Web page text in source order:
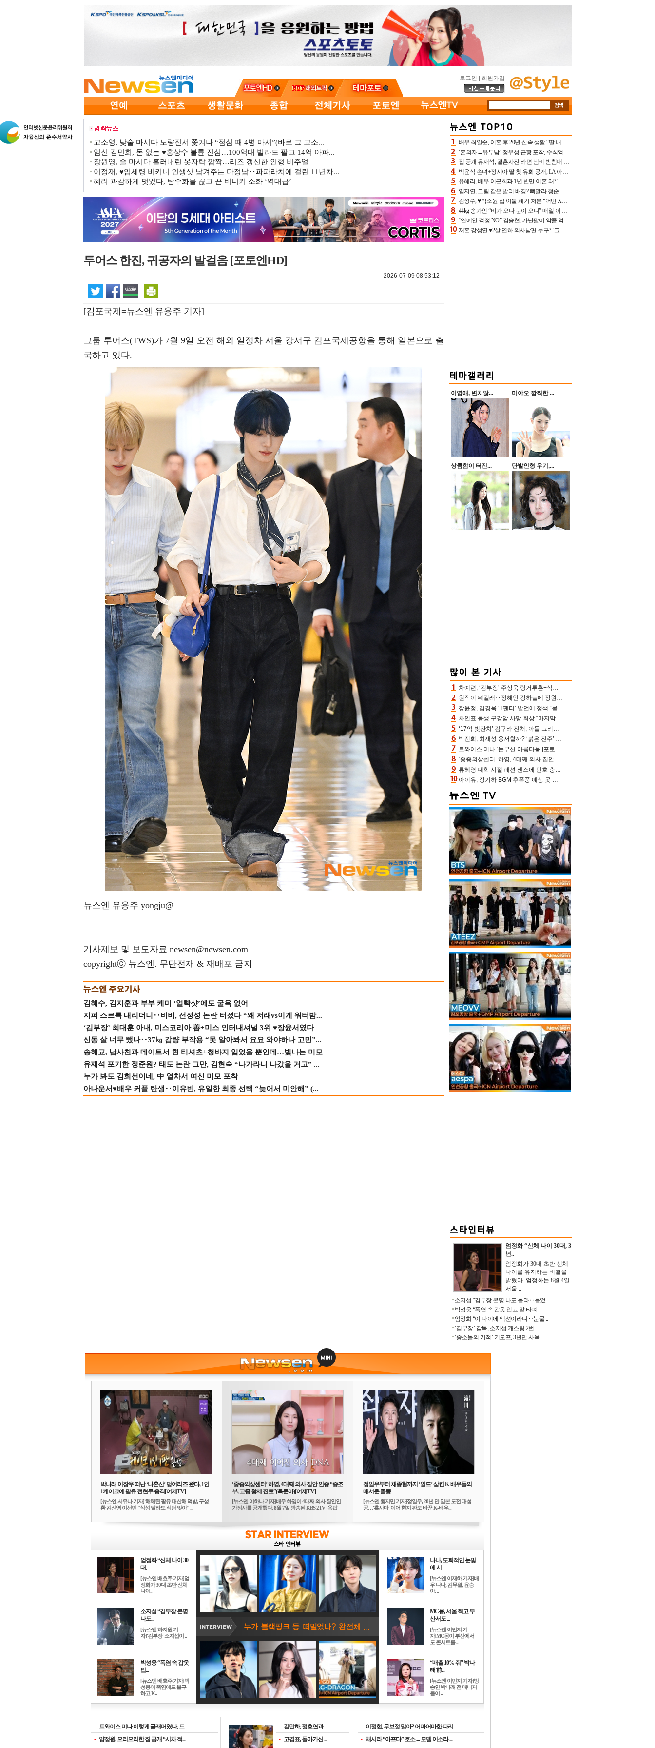
로그인 회원가입
고소영, 낮술 마시다 노량진서 쫓겨나 “점심 때 4병 마셔”(바로 그 고소...
임신 김민희, 돈 없는 ♥홍상수 불륜 진심…100억대 빌라도 팔고 14억 아파...
장원영, 술 마시다 흘러내린 옷자락 깜짝…리즈 갱신한 인형 비주얼
이정재, ♥임세령 비키니 인생샷 남겨주는 다정남‥파파라치에 걸린 11년차...
혜리 과감하게 벗었다, 탄수화물 끊고 끈 비니키 소화 ‘역대급’
투어스 한진, 귀공자의 발걸음 [포토엔HD]
2026-07-09 08:53:12
[김포국제=뉴스엔 유용주 기자]
그룹 투어스(TWS)가 7월 9일 오전 해외 일정차 서울 강서구 김포국제공항을 통해 일본으로 출
국하고 있다.
뉴스엔 유용주 yongju@
기사제보 및 보도자료 newsen@newsen.com
copyrightⓒ 뉴스엔. 무단전재 & 재배포 금지
김혜수, 김지훈과 부부 케미 ‘얼빡샷’에도 굴욕 없어
지퍼 스르륵 내리더니‥비비, 선정성 논란 터졌다 “왜 저래vs이게 워터밤...
‘김부장’ 최대훈 아내, 미스코리아 善+미스 인터내셔널 3위 ♥장윤서였다
신동 살 너무 뺐나‥37㎏ 감량 부작용 “못 알아봐서 요요 와야하나 고민”...
송혜교, 남사친과 데이트서 흰 티셔츠+청바지 입었을 뿐인데…빛나는 미모
유재석 포기한 정준원? 태도 논란 그만, 김현숙 “나가라니 나갔을 거고” ...
누가 봐도 김희선이네, 中 열차서 여신 미모 포착
아나운서♥배우 커플 탄생‥이유빈, 유일한 최종 선택 “늦어서 미안해” (...
배우 최일순, 이혼 후 20년 산속 생활 “딸 내가 버렸다고 원망‥맘 아파”(특종)[어제TV]
‘혼외자→유부남’ 정우성 근황 포착, 수식억 해킹 피해 후배 만났다 “존경하는”
집 공개 유재석, 결혼사진 라면 냄비 받침대 되고 분노‥가족사진도 피해(놀뭐)[어제TV]
백윤식 손녀+정시아 딸 첫 유화 공개, LA 아트쇼→서울국제조각페스타 작가다운 수준급 실력
유혜리, 배우 이근희과 1년 반만 이혼 왜? “식칼 꽂고 의자 던져” 충격 폭로(특종)[어제TV]
임지연, 그림 같은 발리 배경? 뼈말라 청순 비키니 핏에 상대 안 되네
김성수, ♥박소윤 집 이불 폐기 처분 “어떤 X이랑 썼을지 몰라” 질투(신랑수업2)[어제TV]
44kg 송가인 “비가 오나 눈이 오나” 매일 이 운동, 허벅지 근육량 상승+체지방 감소
“연예인 걱정 NO” 김승현, 가난팔이 악플 억울할만‥아내+딸과 日 여행
재혼 강성연 ♥2살 연하 의사남편 누구? ‘그알’ 자문의에 훈남 비주얼 초엘리트 스펙 [종합]
이영애, 변치않... 미야오 깜찍한 ...
상큼함이 터진... 단발인형 우기,...
차예련, ‘김부장’ 주상욱 링거투혼+식스팩 비화 “옷 벗는데 아저씨는 안 된다고”(차장금)
원작이 뭐길래‥정해인 강하늘에 장원영까지 참여한 이 영화
장윤정, 김경욱 ‘T팬티’ 발언에 정색 “묻지 않았는데, 그것도 성희롱”(장공장)
차인표 동생 구강암 사망 회상 “마지막 순간 동생 손 잡아준 신애라, 두고두고 고마워” (신애라이프)
‘17억 빚잔치’ 김구라 전처, 아들 그리는 “나 뿐인데” 친엄마 챙기는 효심 눈길
박진희, 최재성 용서할까? ‘붉은 진주’ 오늘(7일) 결말 나온다
트와이스 미나 ‘눈부신 아름다움’[포토엔HD]
‘중증외상센터’ 하영, 4대째 의사 집안 인증 “증조부, 고종 황제 진료”(옥문아)[어제TV]
류혜영 대학 시절 패션 센스에 민호 충격 “레몬색 레깅스에 다리 없는 줄”(나혼산)
아이유, 장기하 BGM 후폭풍 예상 못 했나‥삭제 오보→윤가이까지 엮여 시끌
엄정화 “신체 나이 30대, 3
년..
엄정화가 30대 초반 신체
나이를 유지하는 비결을
밝혔다. 엄정화는 8월 4일
서울 ..
소지섭 “김부장 본명 나도 몰라‥들었..
박성웅 “폭염 속 갑옷 입고 말 타며 ..
엄정화 “이 나이에 액션이라니‥눈물 ..
‘김부장’ 감독, 소지섭 캐스팅 2번 ..
‘중소돌의 기적’ 키오프, 3년만 사옥..
박나래 이장우 떠난 ‘나혼산’ 덩어리즈 왔다, 1인
1케이크에 팜유 전현무 충격[어제TV]
[뉴스엔 서유나 기자]'해체된 팜유 대신해 먹방, 구성
환 김신영 이선민 "식성 달라도 식탐 맞아"'...
‘중증외상센터’ 하영, 4대째 의사 집안 인증 “증조
부, 고종 황제 진료”(옥문아)[어제TV]
[뉴스엔 이하나 기자]배우 하영이 4대째 의사 집안인
가정사를 공개했다. 8월 7일 방송된 KBS 2TV ‘옥탑
정일우부터 채종협까지 ‘일드’ 삼킨 K-배우들의
매서운 돌풍
[뉴스엔 황지민 기자]정일우, 20년 만 일본 도전 대성
공…'횹사마' 이어 현지 판도 바꾼 K-배우...
엄정화 “신체 나이 30
대, ...
[뉴스엔 배효주 기자]엄
정화가 30대 초반 신체
나이..
소지섭 “김부장 본명
나도...
[뉴스엔 하지원 기
자]'김부장' 소지섭이 ..
박성웅 “폭염 속 갑옷
입...
[뉴스엔 배효주 기자]박
성웅이 폭염에도 불구
하고 K..
나나, 도회적인 눈빛
에 시...
[뉴스엔 이재하 기자]배
우 나나, 김무열, 윤승
아, ..
MC몽, 서울 찍고 부
산서도 ...
[뉴스엔 이민지 기
자]MC몽이 부산에서
도 콘서트를 ..
“매출 10% 줘” 박나
래 前...
[뉴스엔 이민지 기자]방
송인 박나래 전 매니저
들이 ..
- 트와이스 미나 이렇게 글래머였나, 드...
- 양정원, 으리으리한 집 공개 “시차 적...
- 김민하, 정호연과 ...
- 고경표, 돌아가신 ...
- 이정현, 무보정 맞아? 어마어마한 다리...
- 채시라 “아프다” 호소→모델 이소라 ...